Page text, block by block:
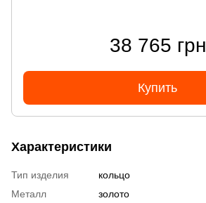
38 765 грн
Купить
Характеристики
Тип изделия
кольцо
Металл
золото